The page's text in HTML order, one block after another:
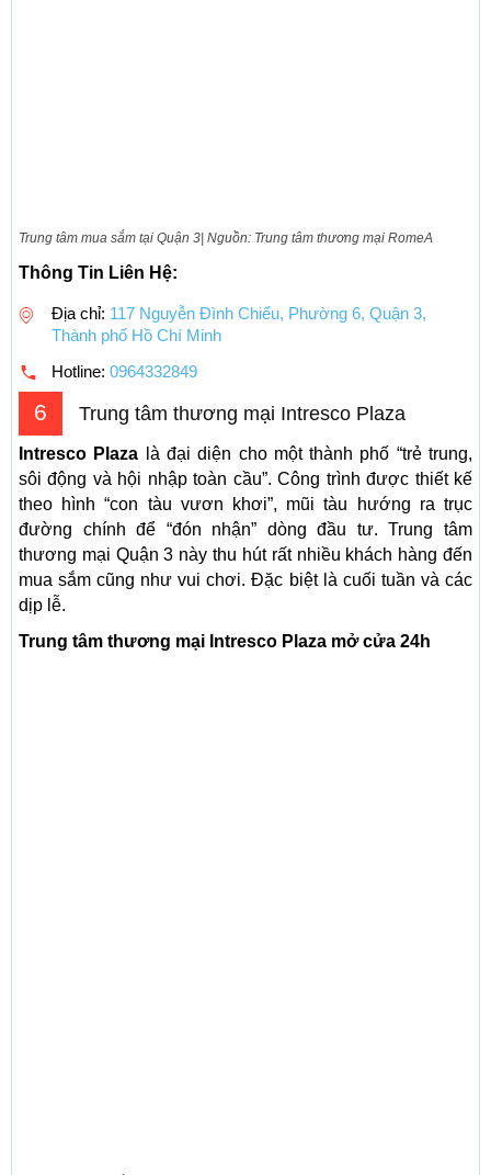
Trung tâm mua sắm tại Quận 3| Nguồn: Trung tâm thương mại RomeA
Thông Tin Liên Hệ:
Địa chỉ: 117 Nguyễn Đình Chiểu, Phường 6, Quận 3,
Thành phố Hồ Chí Minh
Hotline: 0964332849
6 Trung tâm thương mại Intresco Plaza
Intresco Plaza là đại diện cho một thành phố “trẻ trung,
sôi động và hội nhập toàn cầu”. Công trình được thiết kế
theo hình “con tàu vươn khơi”, mũi tàu hướng ra trục
đường chính để “đón nhận” dòng đầu tư. Trung tâm
thương mại Quận 3 này thu hút rất nhiều khách hàng đến
mua sắm cũng như vui chơi. Đặc biệt là cuối tuần và các
dịp lễ.
Trung tâm thương mại Intresco Plaza mở cửa 24h